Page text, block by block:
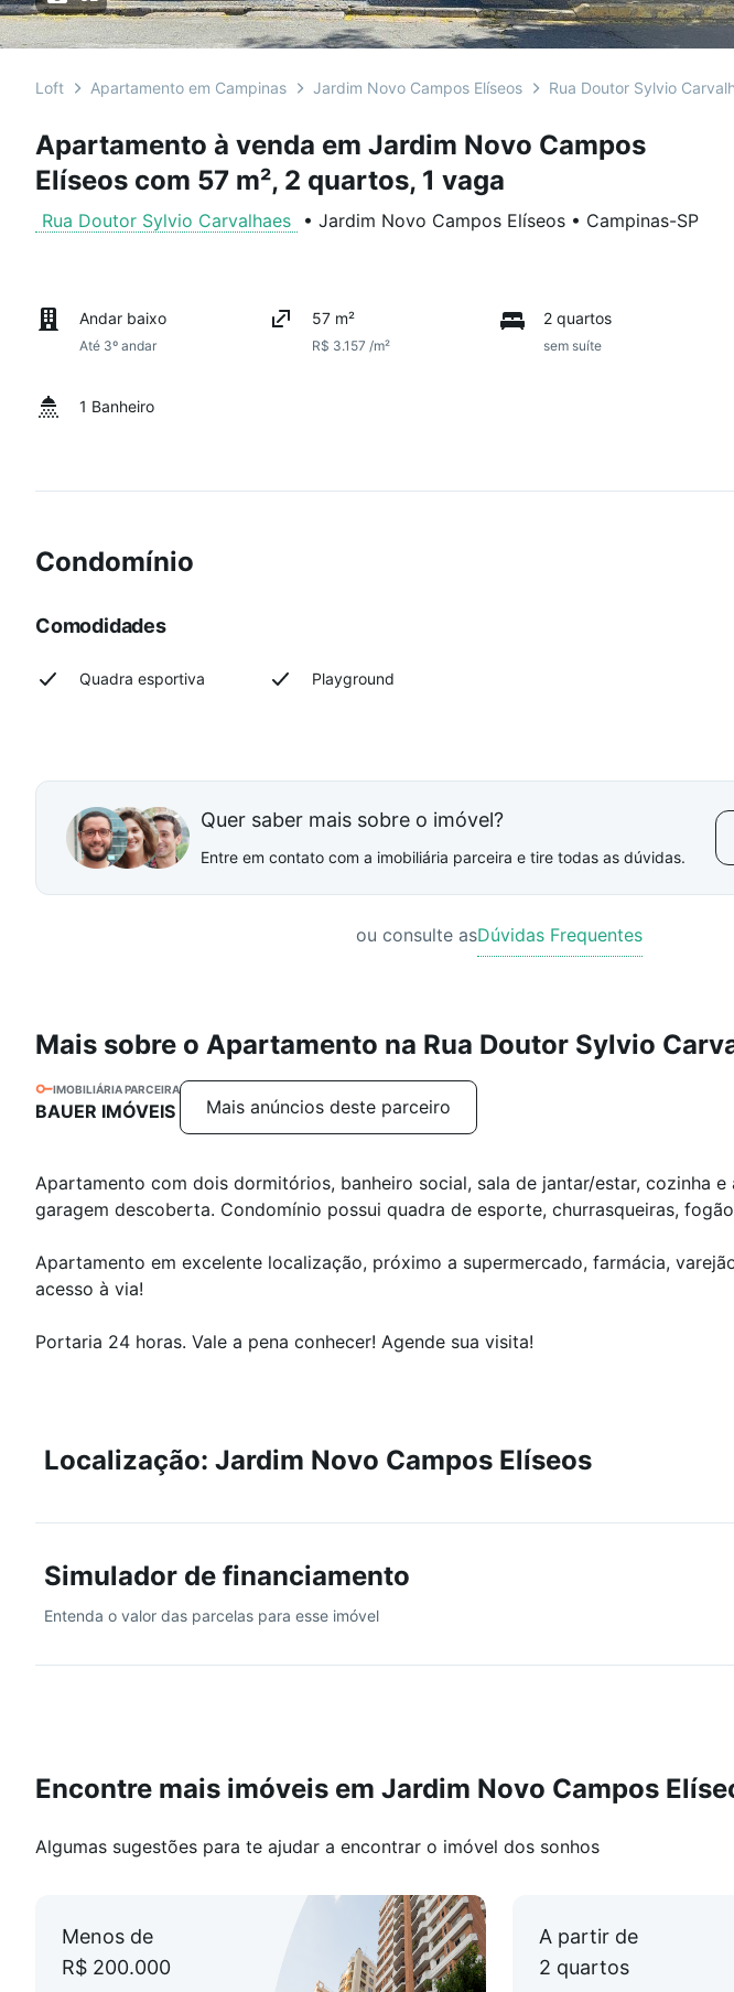
Loft Apartamento em Campinas Jardim Novo Campos Elíseos Rua Doutor Sylvio
Apartamento à venda em Jardim Novo Campos
Elíseos com 57 m², 2 quartos, 1 vaga
Rua Doutor Sylvio Carvalhaes • Jardim Novo Campos Elíseos • Campinas-SP
Andar baixo
Até 3º andar
57 m²
R$ 3.157 /m²
2 quartos
sem suíte
1 Banheiro
Condomínio
Comodidades
Quadra esportiva Playground
Quer saber mais sobre o imóvel?
Entre em contato com a imobiliária parceira e tire todas as dúvidas.
ou consulte asDúvidas Frequentes
Mais sobre o Apartamento na Rua Doutor Sylvio
IMOBILIÁRIA PARCEIRA
BAUER IMÓVEIS Mais anúncios deste parceiro
Apartamento com dois dormitórios, banheiro social, sala de jantar/estar, cozinha e
garagem descoberta. Condomínio possui quadra de esporte, churrasqueiras,
Apartamento em excelente localização, próximo a supermercado, farmácia,
acesso à via!
Portaria 24 horas. Vale a pena conhecer! Agende sua visita!
Localização: Jardim Novo Campos Elíseos
Simulador de financiamento
Entenda o valor das parcelas para esse imóvel
Encontre mais imóveis em Jardim Novo Campos
Algumas sugestões para te ajudar a encontrar o imóvel dos sonhos
Menos de
R$ 200.000
A partir de
2 quartos